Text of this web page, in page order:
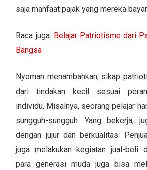
saja manfaat pajak yang mereka
Baca juga: Belajar Patriotisme dari
Bangsa
Nyoman menambahkan, sikap
dari tindakan kecil sesuai
individu. Misalnya, seorang pelajar
sungguh-sungguh. Yang bekerja,
dengan jujur dan berkualitas.
juga melakukan kegiatan jual-beli
para generasi muda juga bisa